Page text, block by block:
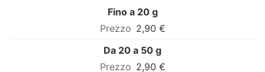
Fino a 20 g
2,90 €
Da 20 a 50 g
2,90 €